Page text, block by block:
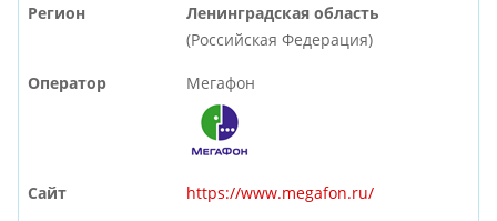
Регион
Ленинградская область
(Российская Федерация)
Оператор Мегафон
Сайт https://www.megafon.ru/